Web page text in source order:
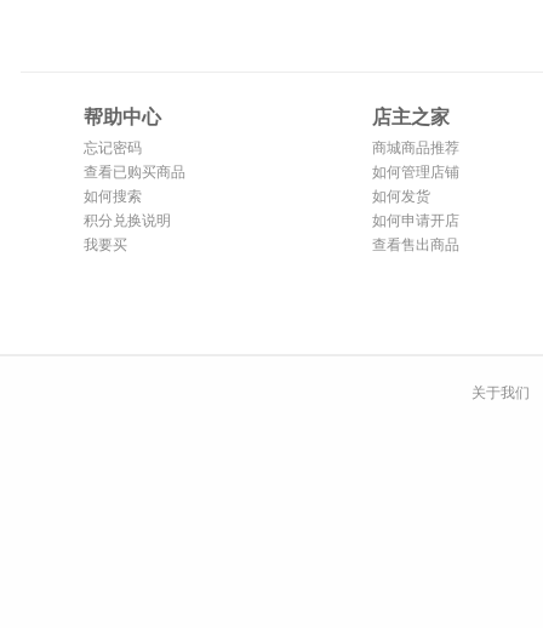
帮助中心
忘记密码
查看已购买商品
如何搜索
积分兑换说明
我要买
店主之家
商城商品推荐
如何管理店铺
如何发货
如何申请开店
查看售出商品
关于我们